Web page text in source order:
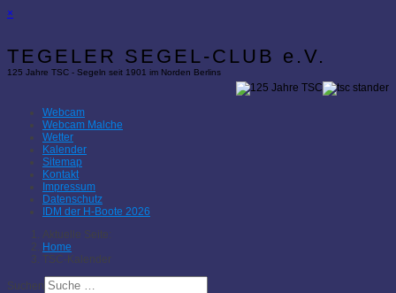
×
TEGELER SEGEL-CLUB e.V.
125 Jahre TSC - Segeln seit 1901 im Norden Berlins
Webcam
Webcam Malche
Wetter
Kalender
Sitemap
Kontakt
Impressum
Datenschutz
IDM der H-Boote 2026
Aktuelle Seite:
Home
TSC-Kalender
Suchen